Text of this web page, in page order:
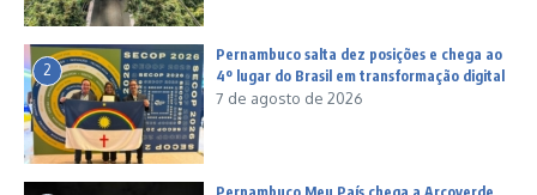
2
Pernambuco salta dez posições e chega ao
4º lugar do Brasil em transformação digital
7 de agosto de 2026